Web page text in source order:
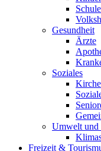
Gesundheit
Ärzte
Soziales
Umwelt und
Freizeit &